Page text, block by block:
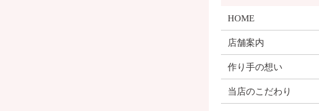
HOME
店舗案内
作り手の想い
当店のこだわり